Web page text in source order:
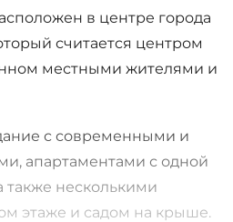
в центре города
считается центром
местными жителями и
с современными и
апартаментами с одной
также несколькими
этаже и садом на крыше.